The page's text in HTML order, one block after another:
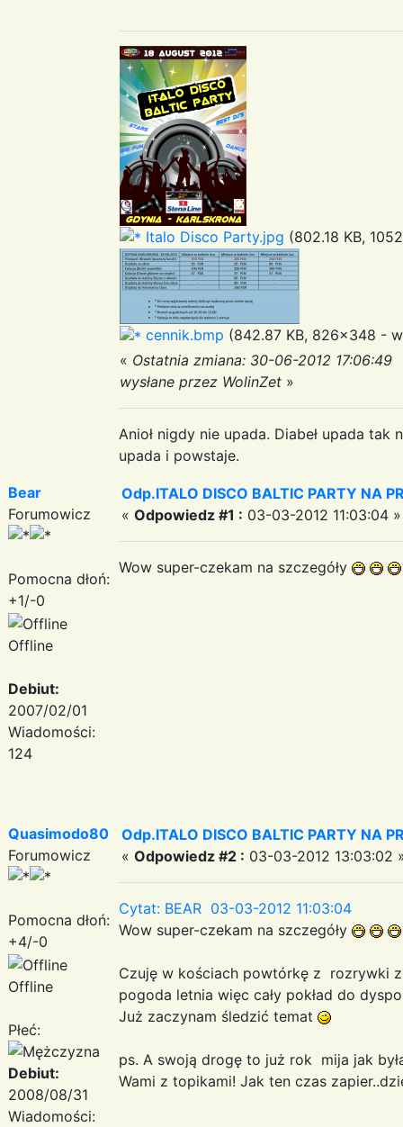
Italo Disco Party.jpg (802.18 KB,
cennik.bmp (842.87 KB, 826x348 -
« Ostatnia zmiana: 30-06-2012 17:06:49
wysłane przez WolinZet »
Anioł nigdy nie upada. Diabeł upada
upada i powstaje.
Bear
Forumowicz
Pomocna dłoń:
+1/-0
Offline
Debiut:
2007/02/01
Wiadomości:
124
Odp.ITALO DISCO BALTIC PARTY NA
« Odpowiedz #1 : 03-03-2012 11:03:04 »
Wow super-czekam na szczegóły
Quasimodo80
Forumowicz
Pomocna dłoń:
+4/-0
Offline
Płeć:
Debiut:
2008/08/31
Wiadomości:
Odp.ITALO DISCO BALTIC PARTY NA
« Odpowiedz #2 : 03-03-2012 13:03:02
Cytat: BEAR 03-03-2012 11:03:04
Wow super-czekam na szczegóły
Czuję w kościach powtórkę z rozrywki z
pogoda letnia więc cały pokład do
Już zaczynam śledzić temat
ps. A swoją drogę to już rok mija jak
Wami z topikami! Jak ten czas